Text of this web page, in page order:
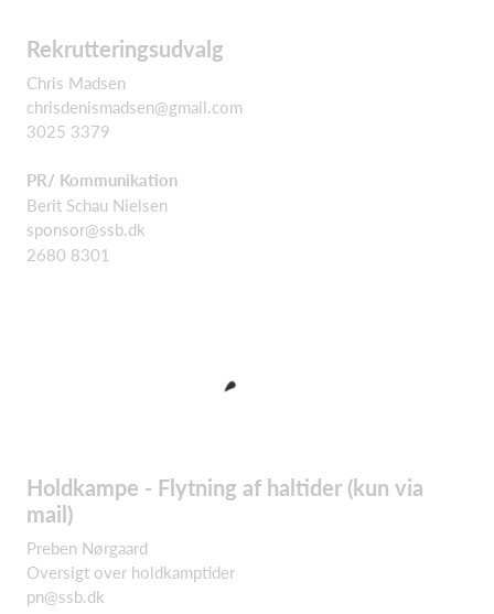
Rekrutteringsudvalg
Chris Madsen
chrisdenismadsen@gmail.com
3025 3379
PR/ Kommunikation
Berit Schau Nielsen
sponsor@ssb.dk
2680 8301
Holdkampe - Flytning af haltider (kun via
mail)
Preben Nørgaard
Oversigt over holdkamptider
pn@ssb.dk